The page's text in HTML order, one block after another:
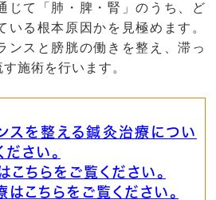
じて「肺・脾・腎」のうち、ど
いる根本原因かを見極めます。
ンスと膀胱の働きを整え、滞っ
施術を行います。
スを整える鍼灸治療につい
さい。
こちらをご覧ください。
こちらをご覧ください。